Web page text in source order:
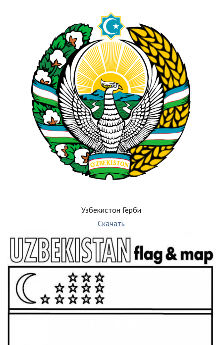
Узбекистон Герби
Скачать